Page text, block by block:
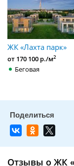
ЖК «Лахта парк»
от 170 100 р./м2
Беговая
Отзывы о ЖК